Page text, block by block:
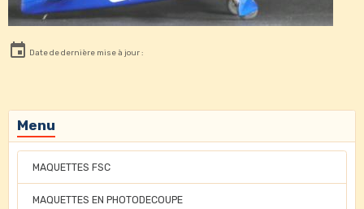
Date de dernière mise à jour :
Menu
MAQUETTES FSC
MAQUETTES EN PHOTODECOUPE